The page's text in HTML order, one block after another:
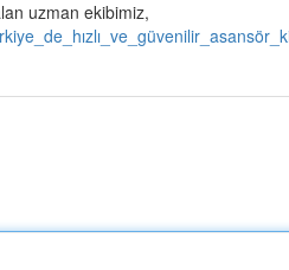
uzman ekibimiz,